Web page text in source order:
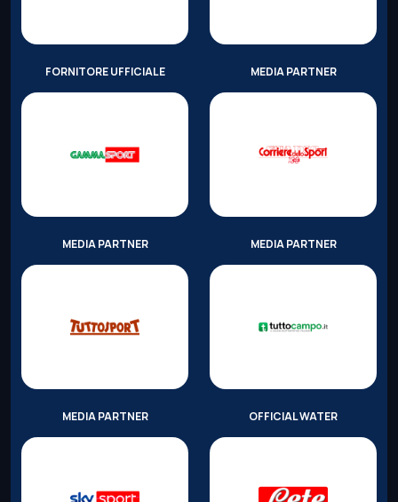
FORNITORE UFFICIALE MEDIA PARTNER
MEDIA PARTNER MEDIA PARTNER
MEDIA PARTNER OFFICIAL WATER